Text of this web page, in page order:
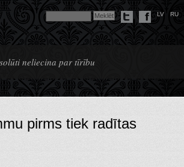
LV RU
neliecina par tīrību
pirms tiek radītas